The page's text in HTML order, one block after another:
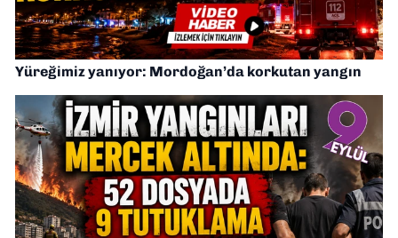
Yüreğimiz yanıyor: Mordoğan’da korkutan yangın